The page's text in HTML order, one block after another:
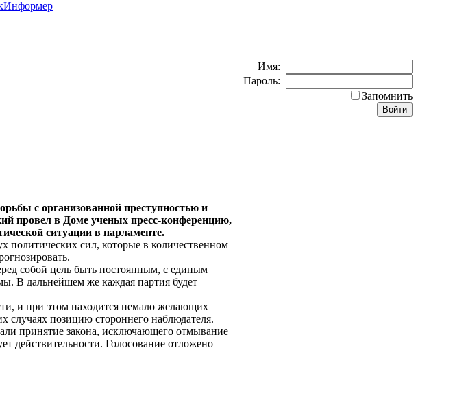
Информер
с организованной преступностью и
провел в Доме ученых пресс-конференцию,
ситуации в парламенте.
политических сил, которые в количественном
собой цель быть постоянным, с единым
В дальнейшем же каждая партия будет
и при этом находится немало желающих
случаях позицию стороннего наблюдателя.
принятие закона, исключающего отмывание
действительности. Голосование отложено
Имя:
Пароль:
Запомнить